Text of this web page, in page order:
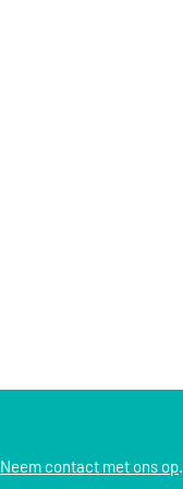
Neem contact met ons op.